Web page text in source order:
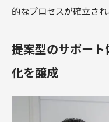
的なプロセスが確立さ
提案型のサポー
化を醸成